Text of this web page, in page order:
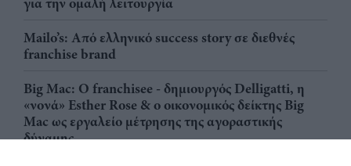
Mailo’s: Από ελληνικό success story σε διεθνές
franchise brand
Big Mac: Ο franchisee - δημιουργός Delligatti, η
«νονά» Esther Rose & ο οικονομικός δείκτης Big
Mac ως εργαλείο μέτρησης της αγοραστικής
δύναμης